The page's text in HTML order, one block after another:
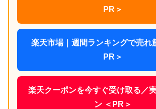
PR＞
楽天市場｜週間ランキングで売れ
PR＞
楽天クーポンを今すぐ受け取る／
ン ＜PR＞